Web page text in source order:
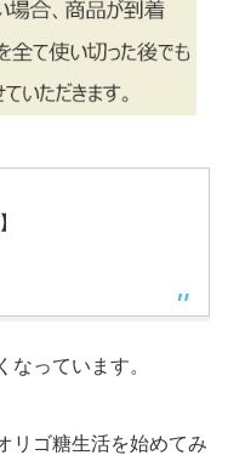
なっています。
リゴ糖生活を始めてみ